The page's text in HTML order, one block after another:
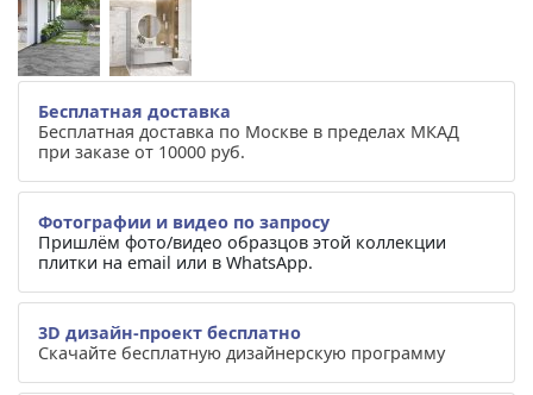
Бесплатная доставка
Бесплатная доставка по Москве в пределах МКАД
при заказе от 10000 руб.
Фотографии и видео по запросу
Пришлём фото/видео образцов этой коллекции
плитки на email или в WhatsApp.
3D дизайн-проект бесплатно
Скачайте бесплатную дизайнерскую программу